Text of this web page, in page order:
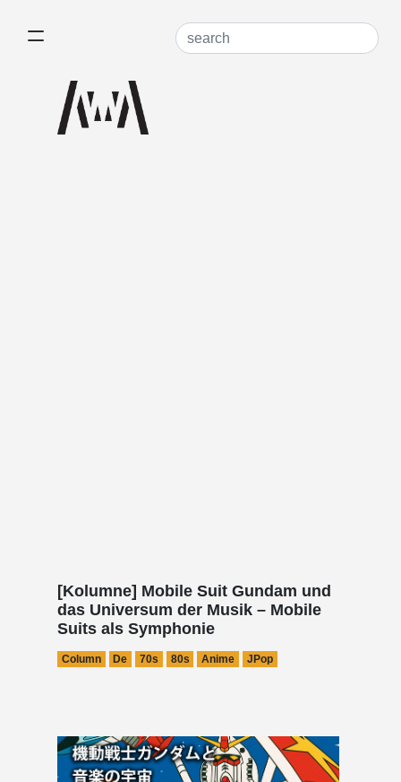
[Kolumne] Mobile Suit Gundam und
das Universum der Musik – Mobile
Suits als Symphonie
Column De 70s 80s Anime JPop